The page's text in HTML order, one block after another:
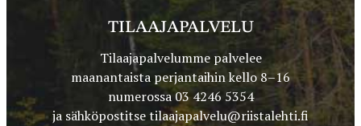
TILAAJAPALVELU
Tilaajapalvelumme palvelee
maanantaista perjantaihin kello 8–16
numerossa 03 4246 5354
ja sähköpostitsetilaajapalvelu@riistalehti.fi